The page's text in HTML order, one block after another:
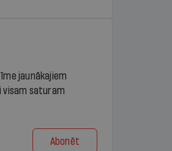
jaunākajiem
visam saturam
Abonēt